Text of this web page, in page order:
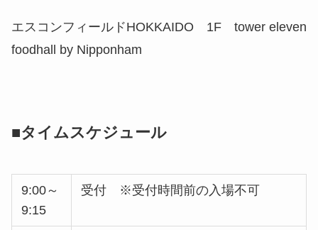
エスコンフィールドHOKKAIDO 1F tower eleven
foodhall by Nipponham
■タイムスケジュール
9:00～
9:15
受付 ※受付時間前の入場不可